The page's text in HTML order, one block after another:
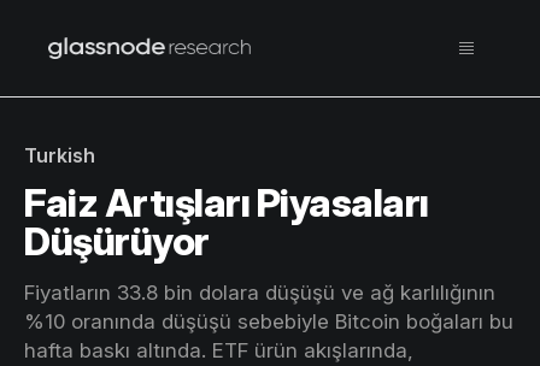
Turkish
Faiz Artışları Piyasaları
Düşürüyor
Fiyatların 33.8 bin dolara düşüşü ve ağ karlılığının
%10 oranında düşüşü sebebiyle Bitcoin boğaları bu
hafta baskı altında. ETF ürün akışlarında,